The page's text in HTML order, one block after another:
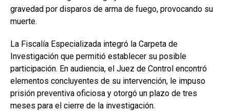
gravedad por disparos de arma de fuego, provocando su
muerte.
La Fiscalía Especializada integró la Carpeta de
Investigación que permitió establecer su posible
participación. En audiencia, el Juez de Control encontró
elementos concluyentes de su intervención, le impuso
prisión preventiva oficiosa y otorgó un plazo de tres
meses para el cierre de la investigación.